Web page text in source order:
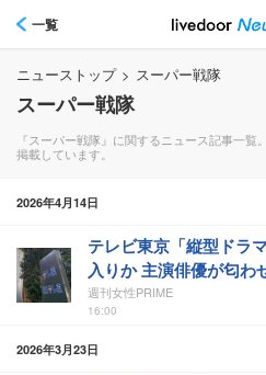
一覧
ニューストップ > スーパー戦隊
スーパー戦隊
『スーパー戦隊』に関するニュース記事一
掲載しています。
2026年4月14日
テレビ東京「縦型ドラ
入りか 主演俳優が匂わ
週刊女性PRIME
16:00
2026年3月23日